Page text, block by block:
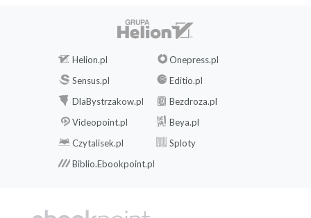
Helion.pl
Onepress.pl
Sensus.pl
Editio.pl
DlaBystrzakow.pl
Bezdroza.pl
Videopoint.pl
Beya.pl
Czytalisek.pl
Sploty
Biblio.Ebookpoint.pl